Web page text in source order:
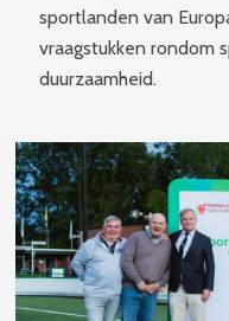
sportlanden van
vraagstukken rondom
duurzaamheid.